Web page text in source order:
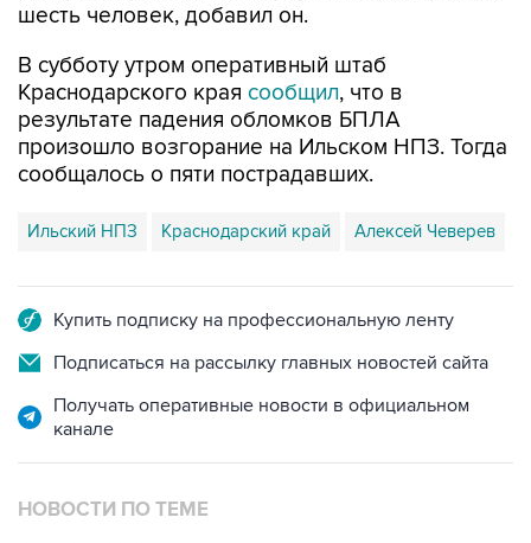
шесть человек, добавил он.
В субботу утром оперативный штаб
Краснодарского края сообщил, что в
результате падения обломков БПЛА
произошло возгорание на Ильском НПЗ. Тогда
сообщалось о пяти пострадавших.
Ильский НПЗ Краснодарский край Алексей Чеверев
Купить подписку на профессиональную ленту
Подписаться на рассылку главных новостей сайта
Получать оперативные новости в официальном
канале
НОВОСТИ ПО ТЕМЕ